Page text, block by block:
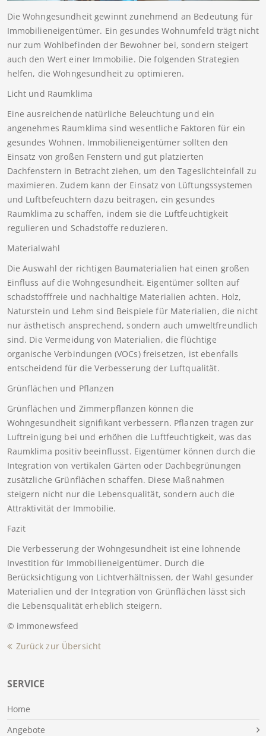
SERVICE
Home
Angebote
Die Wohngesundheit gewinnt zunehmend an Bedeutung für
Immobilieneigentümer. Ein gesundes Wohnumfeld trägt nicht
nur zum Wohlbefinden der Bewohner bei, sondern steigert
auch den Wert einer Immobilie. Die folgenden Strategien
helfen, die Wohngesundheit zu optimieren.
Licht und Raumklima
Eine ausreichende natürliche Beleuchtung und ein
angenehmes Raumklima sind wesentliche Faktoren für ein
gesundes Wohnen. Immobilieneigentümer sollten den
Einsatz von großen Fenstern und gut platzierten
Dachfenstern in Betracht ziehen, um den Tageslichteinfall zu
maximieren. Zudem kann der Einsatz von Lüftungssystemen
und Luftbefeuchtern dazu beitragen, ein gesundes
Raumklima zu schaffen, indem sie die Luftfeuchtigkeit
regulieren und Schadstoffe reduzieren.
Materialwahl
Die Auswahl der richtigen Baumaterialien hat einen großen
Einfluss auf die Wohngesundheit. Eigentümer sollten auf
schadstofffreie und nachhaltige Materialien achten. Holz,
Naturstein und Lehm sind Beispiele für Materialien, die nicht
nur ästhetisch ansprechend, sondern auch umweltfreundlich
sind. Die Vermeidung von Materialien, die flüchtige
organische Verbindungen (VOCs) freisetzen, ist ebenfalls
entscheidend für die Verbesserung der Luftqualität.
Grünflächen und Pflanzen
Grünflächen und Zimmerpflanzen können die
Wohngesundheit signifikant verbessern. Pflanzen tragen zur
Luftreinigung bei und erhöhen die Luftfeuchtigkeit, was das
Raumklima positiv beeinflusst. Eigentümer können durch die
Integration von vertikalen Gärten oder Dachbegrünungen
zusätzliche Grünflächen schaffen. Diese Maßnahmen
steigern nicht nur die Lebensqualität, sondern auch die
Attraktivität der Immobilie.
Fazit
Die Verbesserung der Wohngesundheit ist eine lohnende
Investition für Immobilieneigentümer. Durch die
Berücksichtigung von Lichtverhältnissen, der Wahl gesunder
Materialien und der Integration von Grünflächen lässt sich
die Lebensqualität erheblich steigern.
© immonewsfeed
Zurück zur Übersicht